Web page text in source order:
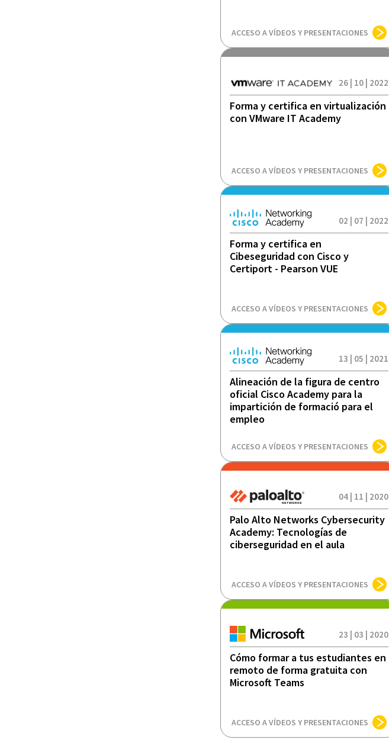
ACCESO A VÍDEOS Y PRESENTACIONES
26 | 10 | 2022
Forma y certifica en virtualización
con VMware IT Academy
ACCESO A VÍDEOS Y PRESENTACIONES
02 | 07 | 2022
Forma y certifica en
Cibeseguridad con Cisco y
Certiport - Pearson VUE
ACCESO A VÍDEOS Y PRESENTACIONES
13 | 05 | 2021
Alineación de la figura de centro
oficial Cisco Academy para la
impartición de formació para el
empleo
ACCESO A VÍDEOS Y PRESENTACIONES
04 | 11 | 2020
Palo Alto Networks Cybersecurity
Academy: Tecnologías de
ciberseguridad en el aula
ACCESO A VÍDEOS Y PRESENTACIONES
23 | 03 | 2020
Cómo formar a tus estudiantes en
remoto de forma gratuita con
Microsoft Teams
ACCESO A VÍDEOS Y PRESENTACIONES